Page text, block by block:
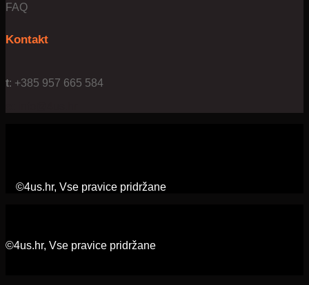
FAQ
Kontakt
t: +385 957 665 584
©4us.hr, Vse pravice pridržane
©4us.hr, Vse pravice pridržane